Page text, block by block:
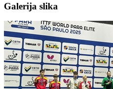
Galerija slika